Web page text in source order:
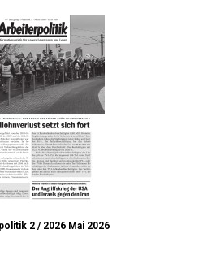
2 / 2026 Mai 2026